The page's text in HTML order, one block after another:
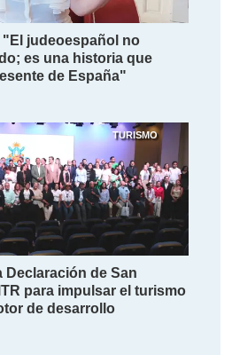
judeoespañol no
es una historia que
de España"
TURISMO
Declaración de San
para impulsar el turismo
de desarrollo